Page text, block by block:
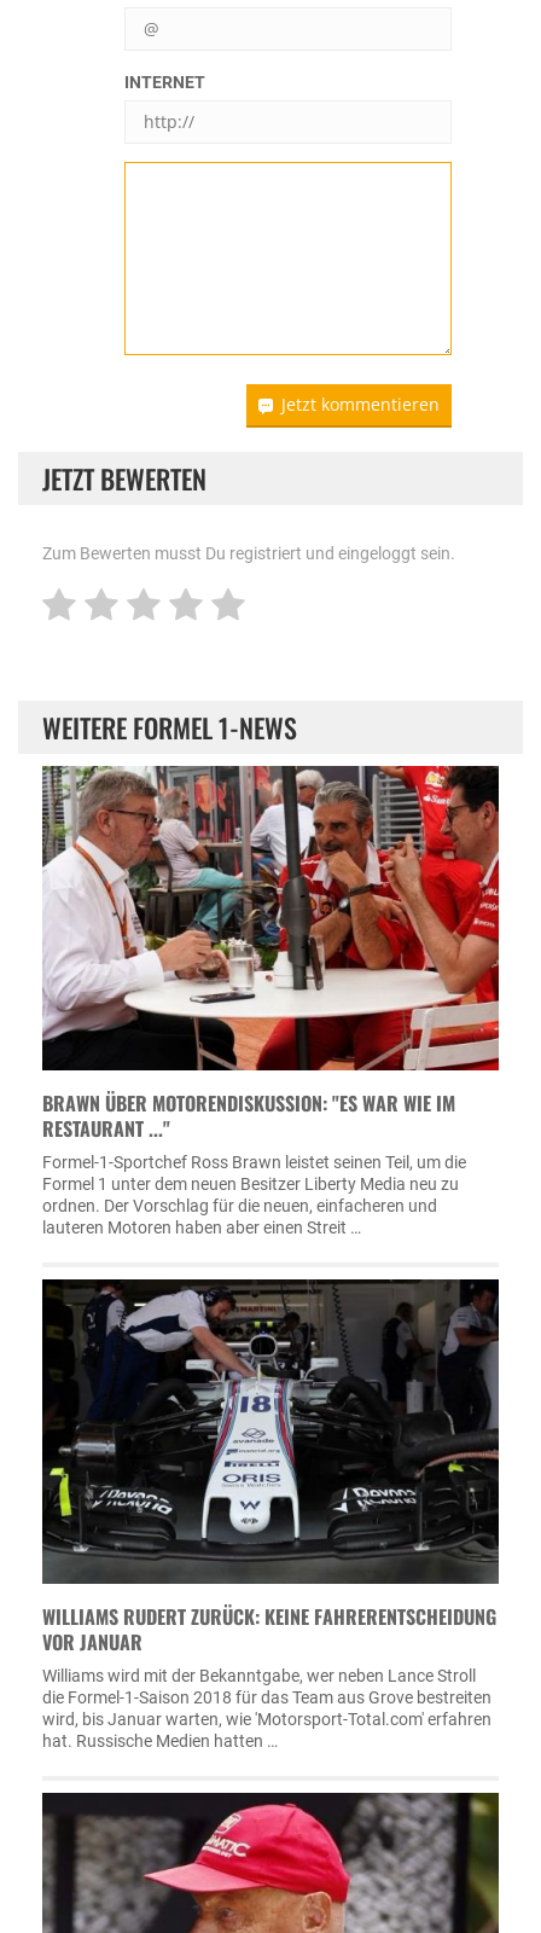
INTERNET
Jetzt kommentieren
JETZT BEWERTEN
Zum Bewerten musst Du registriert und eingeloggt sein.
WEITERE FORMEL 1-NEWS
BRAWN ÜBER MOTORENDISKUSSION: "ES WAR WIE IM
RESTAURANT ..."
Formel-1-Sportchef Ross Brawn leistet seinen Teil, um die
Formel 1 unter dem neuen Besitzer Liberty Media neu zu
ordnen. Der Vorschlag für die neuen, einfacheren und
lauteren Motoren haben aber einen Streit …
WILLIAMS RUDERT ZURÜCK: KEINE FAHRERENTSCHEIDUNG
VOR JANUAR
Williams wird mit der Bekanntgabe, wer neben Lance Stroll
die Formel-1-Saison 2018 für das Team aus Grove bestreiten
wird, bis Januar warten, wie 'Motorsport-Total.com' erfahren
hat. Russische Medien hatten …